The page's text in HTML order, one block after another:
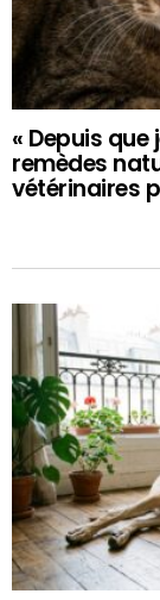
« Depuis
remèdes
vétérinaires